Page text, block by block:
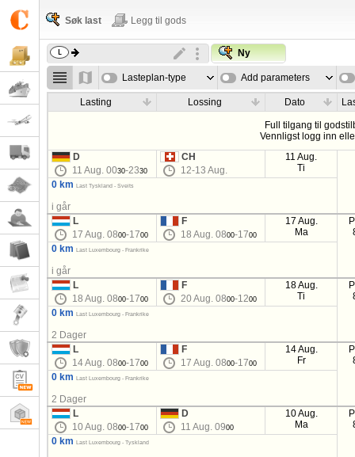
Søk last Legg til gods
Ny
Lasteplan-type Add parameters
Lasting Lossing Dato
Full tilgang til
Vennligst logg inn
D
11 Aug. 0030-2330
CH
12-13 Aug.
11 Aug.
Ti
0 km
Last Tyskland - Sveits
i går
L
17 Aug. 0800-1700
F
18 Aug. 0800-1700
17 Aug.
Ma
0 km
Last Luxembourg - Frankrike
i går
L
18 Aug. 0800-1700
F
20 Aug. 0800-1200
18 Aug.
Ti
0 km
Last Luxembourg - Frankrike
2 Dager
L
14 Aug. 0800-1700
F
17 Aug. 0800-1700
14 Aug.
Fr
0 km
Last Luxembourg - Frankrike
2 Dager
L
10 Aug. 0800-1700
D
11 Aug. 0900
10 Aug.
Ma
0 km
Last Luxembourg - Tyskland